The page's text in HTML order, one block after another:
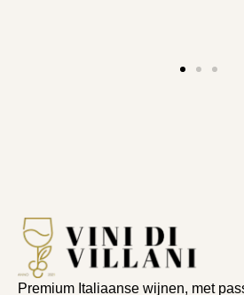
Premium Italiaanse wijnen, met